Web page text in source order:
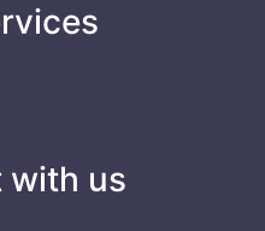
with us